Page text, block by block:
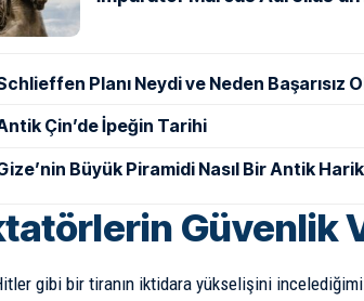
Planı Neydi ve Neden Başarısız
Çin’de İpeğin Tarihi
Büyük Piramidi Nasıl Bir Antik
Güvenlik
gibi bir tiranın iktidara yükselişini